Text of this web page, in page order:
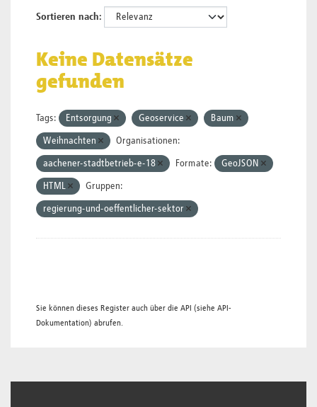
Sortieren nach
Keine Datensätze
gefunden
Tags: Entsorgung Geoservice Baum
Weihnachten Organisationen:
aachener-stadtbetrieb-e-18 Formate: GeoJSON
HTML Gruppen:
regierung-und-oeffentlicher-sektor
Sie können dieses Register auch über die API (siehe API-
Dokumentation) abrufen.